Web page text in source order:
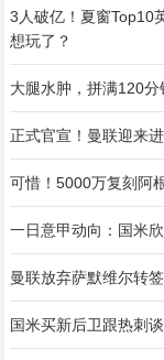
3人破亿！夏窗Top10
想玩了？
大腿水肿，拼满120分
正式官宣！曼联迎来
可惜！5000万复刻阿
一日意甲动向：国米
曼联放弃萨默维尔转
国米买新后卫跟热刺